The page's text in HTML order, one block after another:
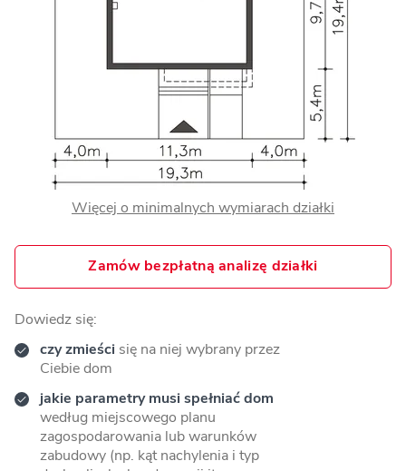
Więcej o minimalnych wymiarach działki
Zamów bezpłatną analizę działki
Dowiedz się:
czy zmieści się na niej wybrany przez
Ciebie dom
jakie parametry musi spełniać dom
według miejscowego planu
zagospodarowania lub warunków
zabudowy (np. kąt nachylenia i typ